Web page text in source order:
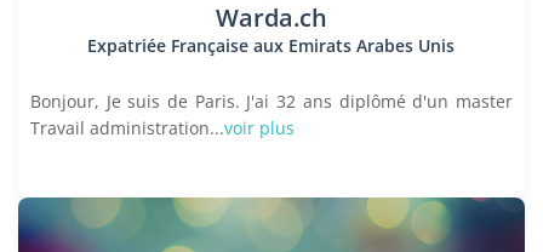
Warda.ch
Expatriée Française aux Emirats Arabes Unis
Bonjour, Je suis de Paris. J'ai 32 ans diplômé d'un master
Travail administration...voir plus